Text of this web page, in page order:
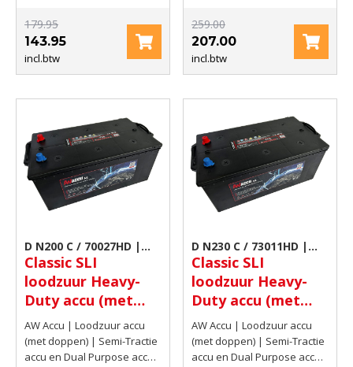
EN
179.95
143.95
incl.btw
CCA EN
259.00
207.00
incl.btw
D N200 C / 70027HD |
Classic loodzuur accu
met doppen
Classic SLI
loodzuur Heavy-
Duty accu (met
insert doppen) 12V
200Ah(C20) 1100
AMP
AW Accu | Loodzuur accu
(met doppen) | Semi-Tractie
accu en Dual Purpose accu |
D N230 C / 73011HD |
Classic loodzuur accu
met doppen
Classic SLI
loodzuur Heavy-
Duty accu (met
insert doppen) 12V
230Ah(C20) 1250
AMP
AW Accu | Loodzuur accu
(met doppen) | Semi-Tractie
accu en Dual Purpose accu |